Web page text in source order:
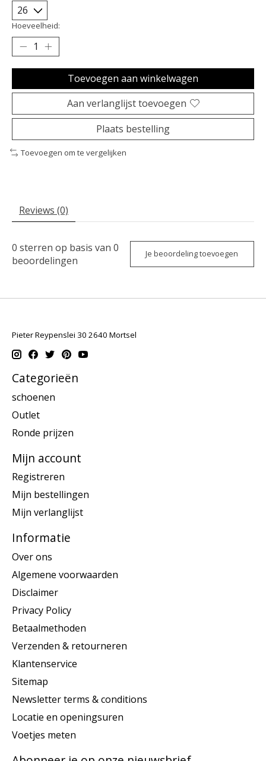
Hoeveelheid:
Toevoegen aan winkelwagen
Aan verlanglijst toevoegen
Plaats bestelling
Toevoegen om te vergelijken
Reviews (0)
0 sterren op basis van 0
beoordelingen
Je beoordeling toevoegen
Pieter Reypenslei 30 2640 Mortsel
Categorieën
schoenen
Outlet
Ronde prijzen
Mijn account
Registreren
Mijn bestellingen
Mijn verlanglijst
Informatie
Over ons
Algemene voorwaarden
Disclaimer
Privacy Policy
Betaalmethoden
Verzenden & retourneren
Klantenservice
Sitemap
Newsletter terms & conditions
Locatie en openingsuren
Voetjes meten